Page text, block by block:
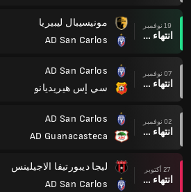
19 نوفمبر
انتهاء وقت المباراة
مونيسيبال ليبيريا
AD San Carlos
07 نوفمبر
انتهاء وقت المباراة
AD San Carlos
سي إس هيريديانو
02 نوفمبر
انتهاء وقت المباراة
AD San Carlos
AD Guanacasteca
27 أكتوبر
انتهاء وقت المباراة
ليجا ديبورتيفا الاجيلينس
AD San Carlos